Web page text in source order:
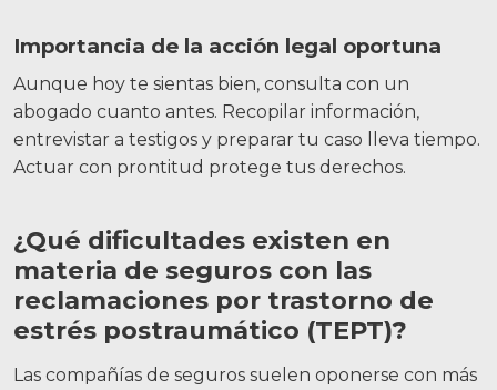
Importancia de la acción legal oportuna
Aunque hoy te sientas bien, consulta con un
abogado cuanto antes. Recopilar información,
entrevistar a testigos y preparar tu caso lleva tiempo.
Actuar con prontitud protege tus derechos.
¿Qué dificultades existen en
materia de seguros con las
reclamaciones por trastorno de
estrés postraumático (TEPT)?
Las compañías de seguros suelen oponerse con más